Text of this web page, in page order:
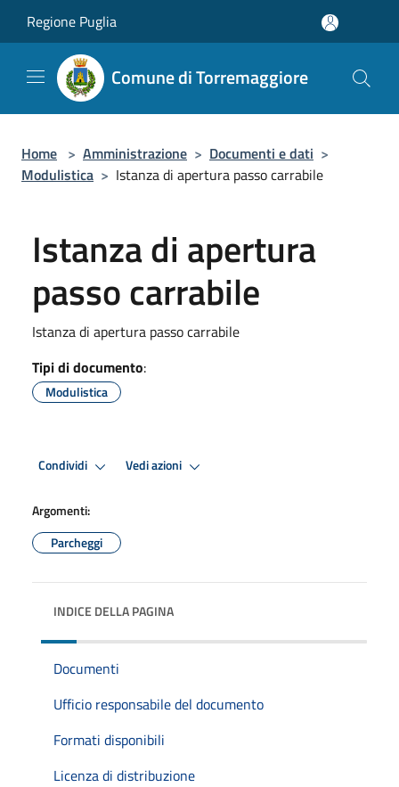
Regione Puglia
Comune di Torremaggiore
Home > Amministrazione > Documenti e dati >
Modulistica > Istanza di apertura passo carrabile
Istanza di apertura
passo carrabile
Istanza di apertura passo carrabile
Tipi di documento:
Modulistica
Condividi Premi Invio per attivare. apre menu
Vedi azioni
Argomenti:
Parcheggi
INDICE DELLA PAGINA
Documenti
Ufficio responsabile del documento
Formati disponibili
Licenza di distribuzione